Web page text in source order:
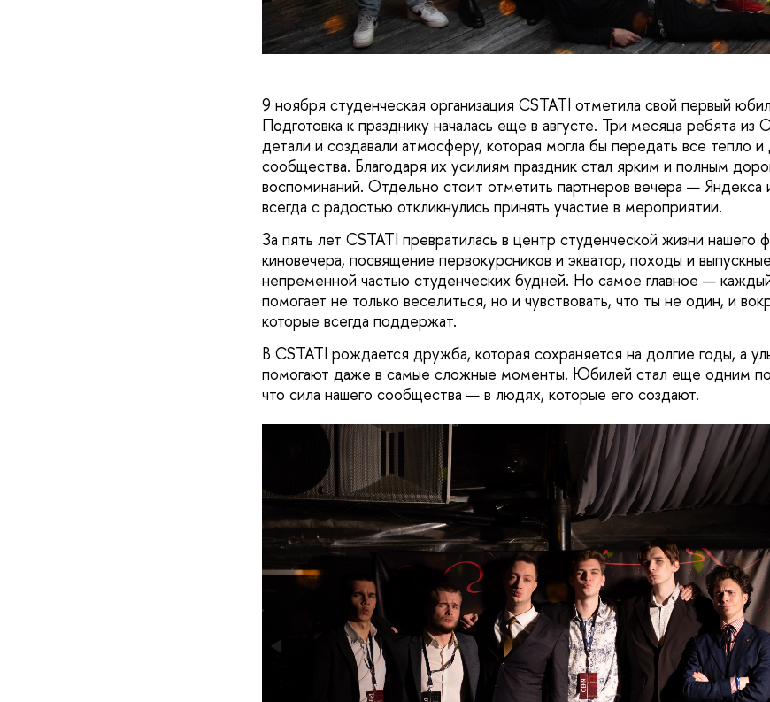
9 ноября студенческая организация CSTATI отметила свой первый
Подготовка к празднику началась еще в августе. Три месяца ребята из
детали и создавали атмосферу, которая могла бы передать все тепло
сообщества. Благодаря их усилиям праздник стал ярким и полным
воспоминаний. Отдельно стоит отметить партнеров вечера — Яндекса
всегда с радостью откликнулись принять участие в мероприятии.
За пять лет CSTATI превратилась в центр студенческой жизни нашего
киновечера, посвящение первокурсников и экватор, походы и
непременной частью студенческих будней. Но самое главное —
помогает не только веселиться, но и чувствовать, что ты не один, и
которые всегда поддержат.
В CSTATI рождается дружба, которая сохраняется на долгие годы, а
помогают даже в самые сложные моменты. Юбилей стал еще одним
что сила нашего сообщества — в людях, которые его создают.